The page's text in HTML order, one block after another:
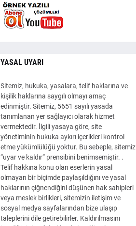
YASAL UYARI
Sitemiz, hukuka, yasalara, telif haklarına ve
kişilik haklarına saygılı olmayı amaç
edinmiştir. Sitemiz, 5651 sayılı yasada
tanımlanan yer sağlayıcı olarak hizmet
vermektedir. İlgili yasaya göre, site
yönetiminin hukuka aykırı içerikleri kontrol
etme yükümlülüğü yoktur. Bu sebeple, sitemiz
“uyar ve kaldır” prensibini benimsemiştir. .
Telif hakkına konu olan eserlerin yasal
olmayan bir biçimde paylaşıldığını ve yasal
haklarının çiğnendiğini düşünen hak sahipleri
veya meslek birlikleri, sitemizin iletişim ve
sosyal medya sayfalarından bize ulaşıp
taleplerini dile getirebilirler. Kaldırılmasını